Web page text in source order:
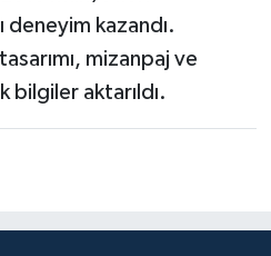
deneyim kazandı.
mizanpaj ve
bilgiler aktarıldı.